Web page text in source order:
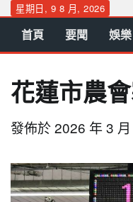
Skip
content
星期日, 9 8 月, 2026
首頁 要聞 娛樂
花蓮市農
發佈於2026 年 3